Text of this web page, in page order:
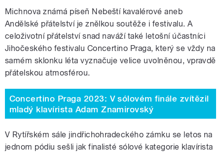
Michnova známá píseň Nebeští kavalérové aneb
Andělské přátelství je znělkou soutěže i festivalu. A
celoživotní přátelství snad naváží také letošní účastníci
Jihočeského festivalu Concertino Praga, který se vždy na
samém sklonku léta vyznačuje velice uvolněnou, vpravdě
přátelskou atmosférou.
Concertino Praga 2023: V sólovém finále zvítězil
mladý klavírista Adam Znamirovský
V Rytířském sále jindřichohradeckého zámku se letos na
jednom pódiu sešli jak finalisté sólové kategorie klavírista